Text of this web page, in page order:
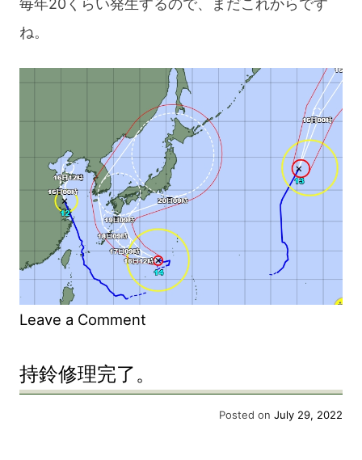
毎年20くらい発生するので、まだこれからです
ね。
Leave a Comment
持鈴修理完了。
Posted on July 29, 2022